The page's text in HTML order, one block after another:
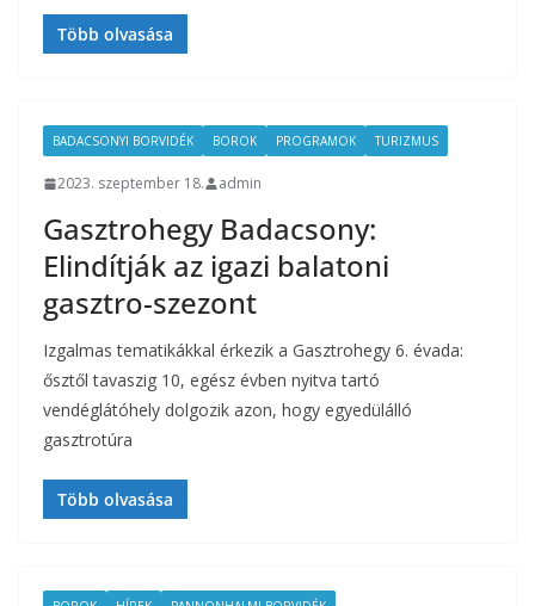
Több olvasása
BADACSONYI BORVIDÉK BOROK PROGRAMOK TURIZMUS
2023. szeptember 18. admin
Gasztrohegy Badacsony:
Elindítják az igazi balatoni
gasztro-szezont
Izgalmas tematikákkal érkezik a Gasztrohegy 6. évada:
ősztől tavaszig 10, egész évben nyitva tartó
vendéglátóhely dolgozik azon, hogy egyedülálló
gasztrotúra
Több olvasása